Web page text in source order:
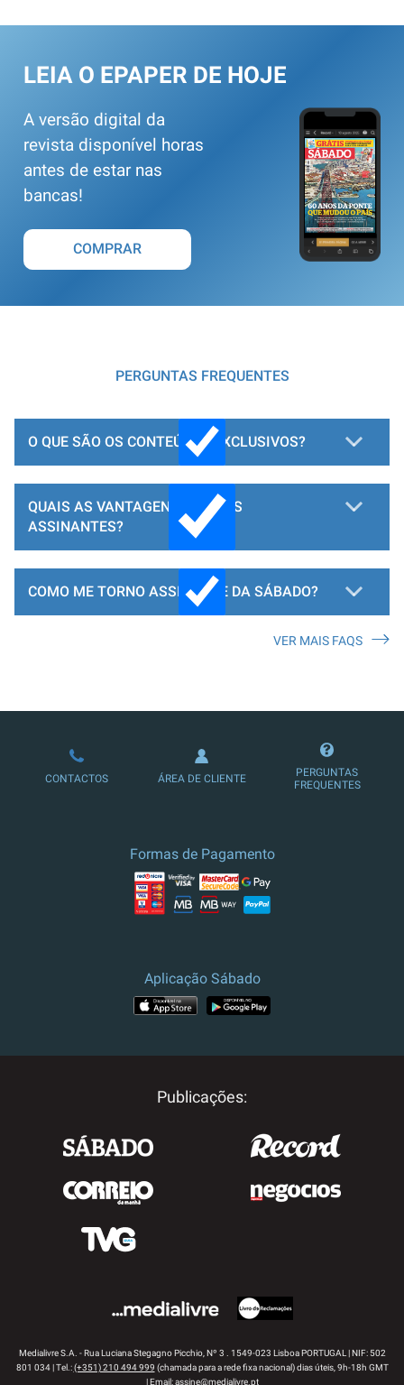
LEIA O EPAPER DE HOJE
A versão digital da
revista disponível horas
antes de estar nas
bancas!
COMPRAR
PERGUNTAS FREQUENTES
O QUE SÃO OS CONTEÚDOS EXCLUSIVOS?
QUAIS AS VANTAGENS PARA OS
ASSINANTES?
COMO ME TORNO ASSINANTE DA SÁBADO?
LOJA DE ASSINATURAS
VER MAIS FAQS
CONTACTOS ÁREA DE CLIENTE
PERGUNTAS
FREQUENTES
Formas de Pagamento
Aplicação Sábado
Publicações:
Medialivre S.A. - Rua Luciana Stegagno Picchio, Nº 3 . 1549-023 Lisboa PORTUGAL | NIF: 502
801 034 | Tel.:(+351) 210 494 999 (chamada para a rede fixa nacional) dias úteis, 9h-18h GMT
| Email:assine@medialivre.pt